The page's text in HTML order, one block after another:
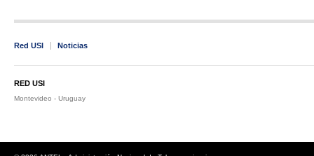
Red USI Noticias
RED USI
Montevideo - Uruguay